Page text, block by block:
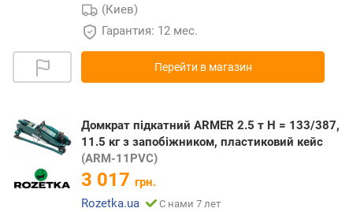
(Киев)
Гарантия: 12 мес.
Перейти в магазин
Домкрат підкатний ARMER 2.5 т Н = 133/387,
11.5 кг з запобіжником, пластиковий кейс
(ARM-11PVC)
3 017 грн.
Rozetka.ua
С нами 7 лет